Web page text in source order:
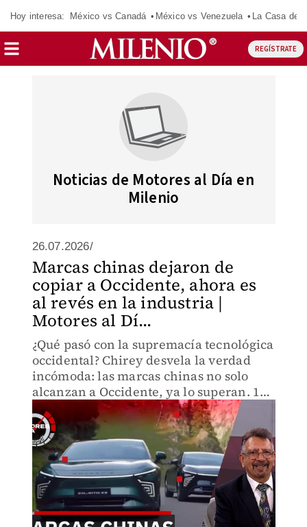
Hoy interesa: México vs Canadá México vs Venezuela La Casa de
REGÍSTRATE
Noticias de Motores al Día en
Milenio
26.07.2026/
Marcas chinas dejaron de
copiar a Occidente, ahora es
al revés en la industria |
Motores al Dí...
¿Qué pasó con la supremacía tecnológica
occidental? Chirey desvela la verdad
incómoda: las marcas chinas no solo
alcanzan a Occidente, ya lo superan. 15
vehículos nuevos, innovaciones que
cambian reglas. ¿Dónde estaban los ojos
del mercado global?